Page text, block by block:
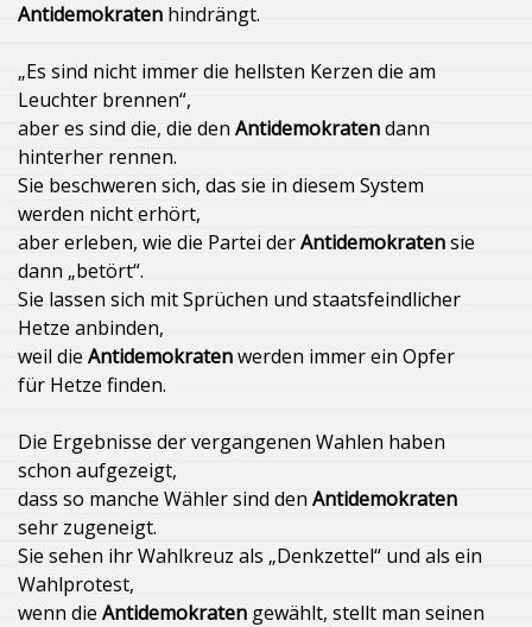
Antidemokraten hindrängt.
„Es sind nicht immer die hellsten Kerzen die am
Leuchter brennen“,
aber es sind die, die den Antidemokratendann
hinterher rennen.
Sie beschweren sich, das sie in diesem System
werden nicht erhört,
aber erleben, wie die Partei derAntidemokratensie
dann „betört“.
Sie lassen sich mit Sprüchen und staatsfeindlicher
Hetze anbinden,
weil die Antidemokratenwerden immer ein Opfer
für Hetze finden.
Die Ergebnisse der vergangenen Wahlen haben
schon aufgezeigt,
dass so manche Wähler sind den Antidemokraten
sehr zugeneigt.
Sie sehen ihr Wahlkreuz als „Denkzettel“ und als ein
Wahlprotest,
wenn die Antidemokraten gewählt, stellt man seinen